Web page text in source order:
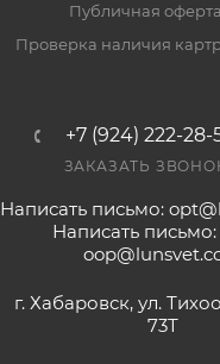
Публичная оферта
Проверка наличия
+7 (924) 222-28-
ЗАКАЗАТЬ
Написать письмо:
Написать
г. Хабаровск, ул.
73Т